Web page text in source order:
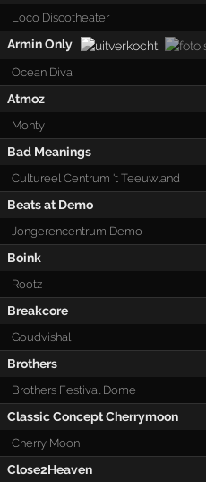
Loco Discotheater
Armin Only
Ocean Diva
Atmoz
Monty
Bad Meanings
Cultureel Centrum 't Teeuwland
Beats at Demo
Jongerencentrum Demo
Boink
Rootz
Breakcore
Goudvishal
Brothers
Brothers Festival Dome
Classic Concept Cherrymoon
Cherry Moon
Close2Heaven